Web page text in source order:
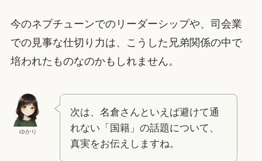
今のネプチューンでのリーダーシップや、司会業
での見事な仕切り力は、こうした兄弟関係の中で
培われたものなのかもしれません。
ゆかり
次は、名倉さんといえば避けて通
れない「国籍」の話題について、
真実をお伝えしますね。